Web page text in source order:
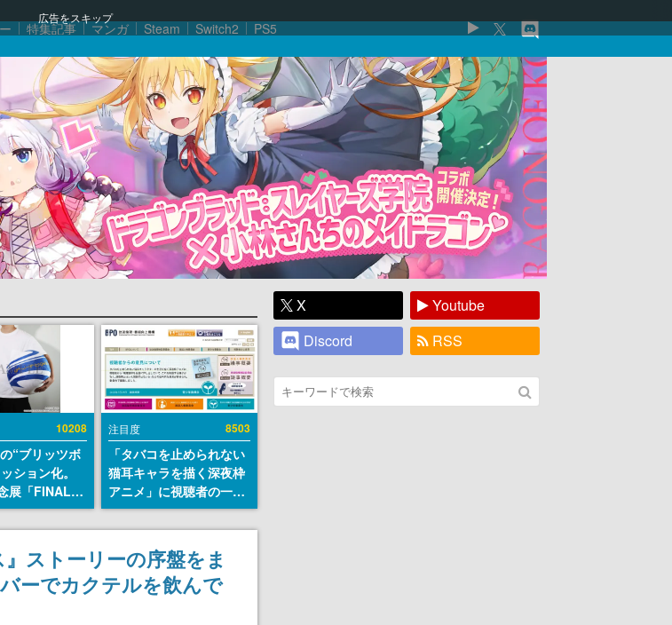
広告をスキップ
特集記事 マンガ Steam Switch2 PS5
10208
“ブリッツボ
ション化。
展「FINAL
X MUSEUM-
-」のグッズ情
注目度 8503
「タバコを止められない
猫耳キャラを描く深夜枠
アニメ」に視聴者の一部
から批判意見。違法薬物
の使用と思しき描写も含
めて、BPOが議論を交わ
す
ストーリーの序盤をま
ーでカクテルを飲んで
X
Youtube
Discord
RSS